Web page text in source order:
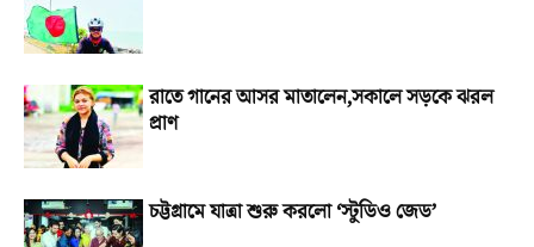
রাতে গানের আসর মাতালেন,সকালে সড়কে ঝরল
প্রাণ
চট্টগ্রামে যাত্রা শুরু করলো ‘স্টুডিও জেড’